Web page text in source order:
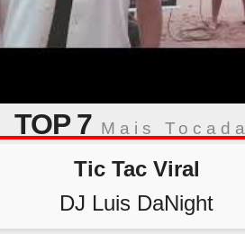
TOP 7 Mais
Tic Tac Viral
DJ Luis DaNight